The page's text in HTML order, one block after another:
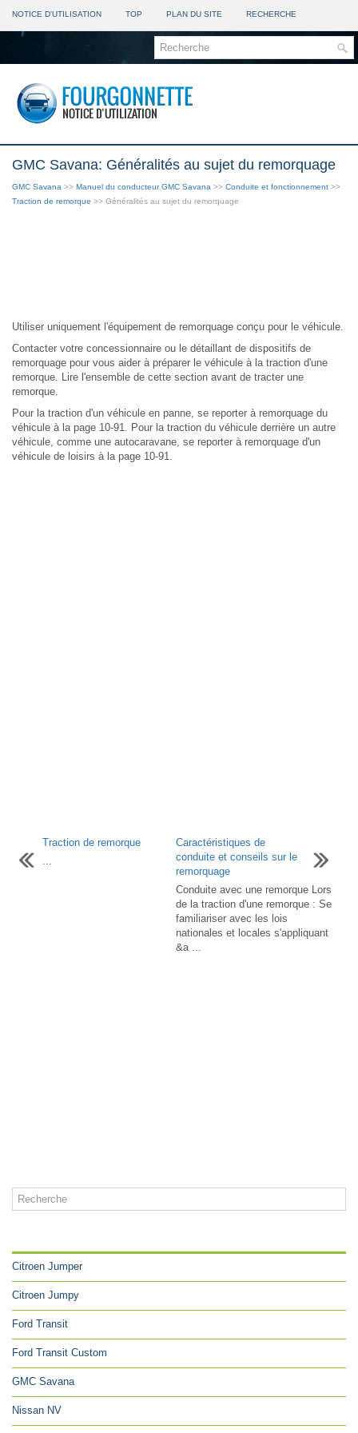
NOTICE D'UTILISATION TOP PLAN DU SITE RECHERCHE
GMC Savana: Généralités au sujet du remorquage
GMC Savana >> Manuel du conducteur GMC Savana >> Conduite et fonctionnement >>
Traction de remorque >> Généralités au sujet du remorquage
Utiliser uniquement l'équipement de remorquage conçu pour le véhicule.
Contacter votre concessionnaire ou le détaillant de dispositifs de
remorquage pour vous aider à préparer le véhicule à la traction d'une
remorque. Lire l'ensemble de cette section avant de tracter une
remorque.
Pour la traction d'un véhicule en panne, se reporter à remorquage du
véhicule à la page 10-91. Pour la traction du véhicule derrière un autre
véhicule, comme une autocaravane, se reporter à remorquage d'un
véhicule de loisirs à la page 10-91.
Traction de remorque
...
Caractéristiques de
conduite et conseils sur le
remorquage
Conduite avec une remorque Lors
de la traction d'une remorque : Se
familiariser avec les lois
nationales et locales s'appliquant
&a ...
Citroen Jumper
Citroen Jumpy
Ford Transit
Ford Transit Custom
GMC Savana
Nissan NV